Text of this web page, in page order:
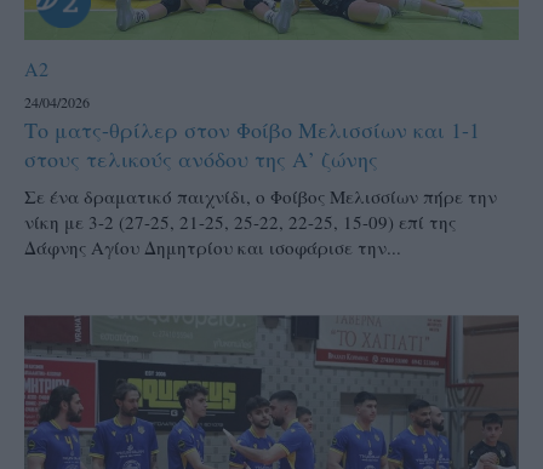
A2
24/04/2026
Το ματς-θρίλερ στον Φοίβο Μελισσίων και 1-1
στους τελικούς ανόδου της Α’ ζώνης
Σε ένα δραματικό παιχνίδι, ο Φοίβος Μελισσίων πήρε την
νίκη με 3-2 (27-25, 21-25, 25-22, 22-25, 15-09) επί της
Δάφνης Αγίου Δημητρίου και ισοφάρισε την...